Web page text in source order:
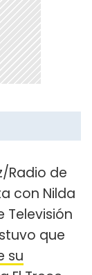
Radio de
con Nilda
Televisión
que
su